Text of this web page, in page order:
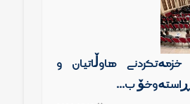
هاوڵاتیان و
ڕاستەوخۆ ب...